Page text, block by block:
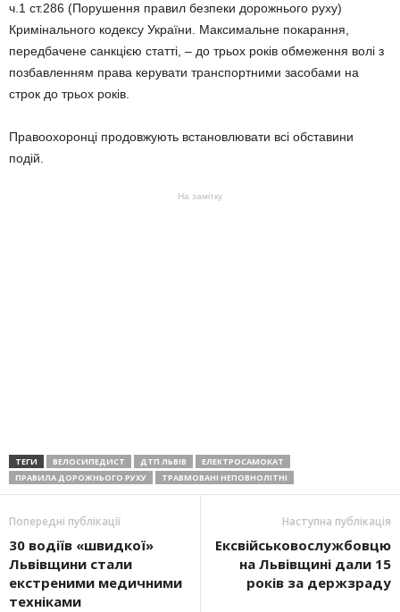
ч.1 ст.286 (Порушення правил безпеки дорожнього руху)
Кримінального кодексу України. Максимальне покарання,
передбачене санкцією статті, – до трьох років обмеження волі з
позбавленням права керувати транспортними засобами на
строк до трьох років.
Правоохоронці продовжують встановлювати всі обставини
подій.
На замітку
ТЕГИ ВЕЛОСИПЕДИСТ ДТП ЛЬВІВ
ЕЛЕКТРОСАМОКАТ
ПРАВИЛА ДОРОЖНЬОГО РУХУ
ТРАВМОВАНІ НЕПОВНОЛІТНІ
Попередні публікації
30 водіїв «швидкої»
Львівщини стали
екстреними медичними
техніками
Наступна публікація
Ексвійськовослужбовцю
на Львівщині дали 15
років за держзраду